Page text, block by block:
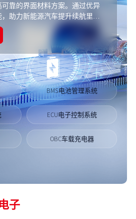
靠的界面材料方案。通过优异
助力新能源汽车提升续航里
统长效稳定。
BMS电池管理系统
ECU电子控制系统
OBC车载充电器
子